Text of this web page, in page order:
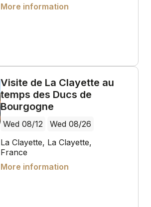
More information
Visite de La Clayette au
temps des Ducs de
Bourgogne
Wed 08/12
Wed 08/26
La Clayette, La Clayette,
France
More information